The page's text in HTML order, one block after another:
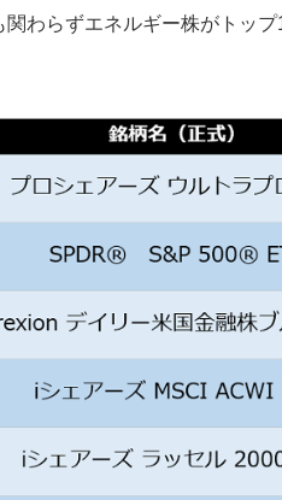
わらずエネルギー株がトッ